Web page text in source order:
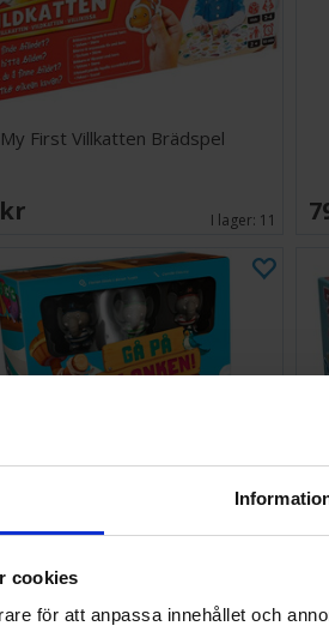
cookies
för att anpassa innehållet och
My First Villkatten Brädspel
I lager: 11